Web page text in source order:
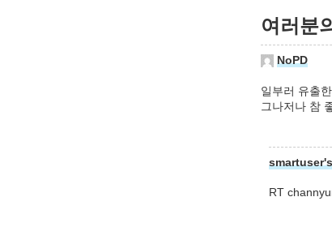
여러분
NoPD
일부러 유출
그나저나 참
RT